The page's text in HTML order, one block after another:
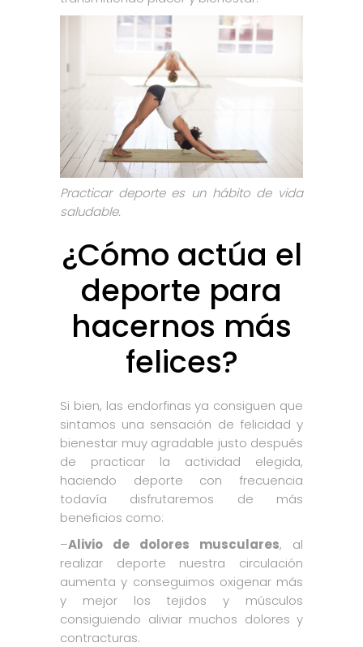
Practicar deporte es un hábito de vida
saludable.
¿Cómo actúa el
deporte para
hacernos más
felices?
Si bien, las endorfinas ya consiguen que
sintamos una sensación de felicidad y
bienestar muy agradable justo después
de practicar la actividad elegida,
haciendo deporte con frecuencia
todavía disfrutaremos de más
beneficios como:
–Alivio de dolores musculares, al
realizar deporte nuestra circulación
aumenta y conseguimos oxigenar más
y mejor los tejidos y músculos
consiguiendo aliviar muchos dolores y
contracturas.